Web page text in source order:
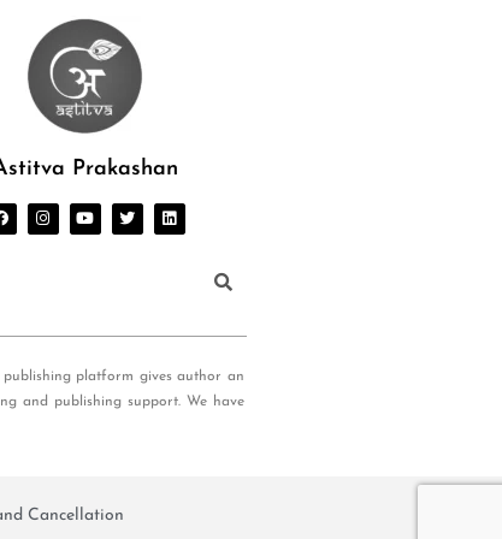
Prakashan
platform gives author an
and publishing support. We have
Cancellation